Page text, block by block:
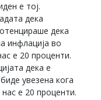
е тој.
дека
дека
инфлација во
е 20 проценти.
дека е
увезена кога
е 20 проценти.